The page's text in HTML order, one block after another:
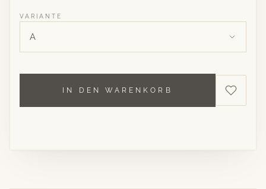
VARIANTE
A
IN DEN WARENKORB